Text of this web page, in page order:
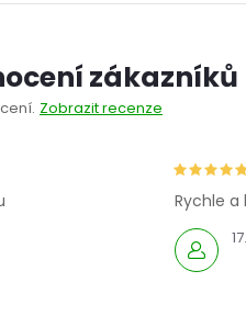
zákazníků
Zobrazit recenze
Rychle